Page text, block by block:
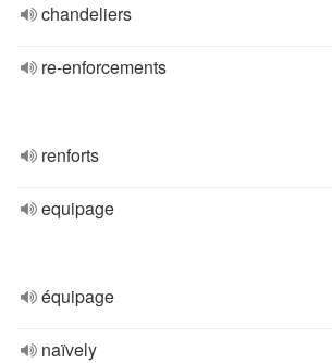
chandeliers
re-enforcements
renforts
equipage
équipage
naïvely